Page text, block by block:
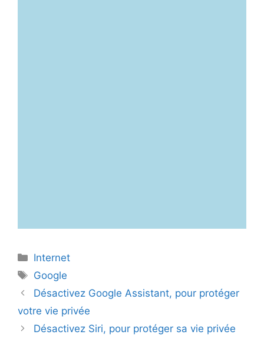
Catégories
Internet
Étiquettes
Google
Désactivez Google Assistant, pour protéger
votre vie privée
Désactivez Siri, pour protéger sa vie privée